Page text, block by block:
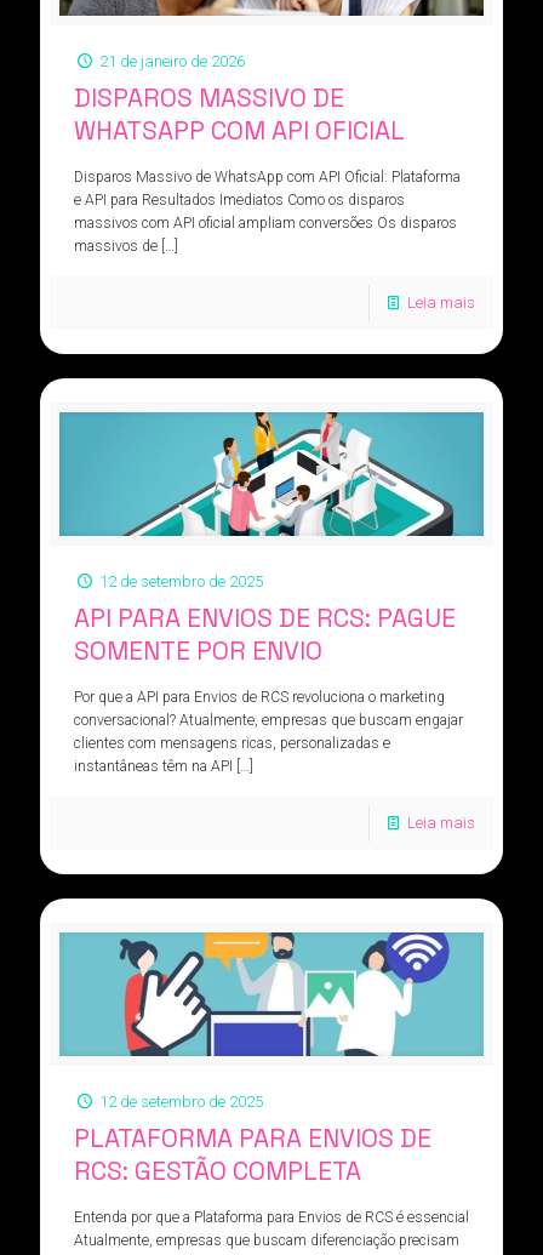
21 de janeiro de 2026
DISPAROS MASSIVO DE
WHATSAPP COM API OFICIAL
Disparos Massivo de WhatsApp com API Oficial: Plataforma
e API para Resultados Imediatos Como os disparos
massivos com API oficial ampliam conversões Os disparos
massivos de[…]
Leia mais
12 de setembro de 2025
API PARA ENVIOS DE RCS: PAGUE
SOMENTE POR ENVIO
Por que a API para Envios de RCS revoluciona o marketing
conversacional? Atualmente, empresas que buscam engajar
clientes com mensagens ricas, personalizadas e
instantâneas têm na API […]
Leia mais
12 de setembro de 2025
PLATAFORMA PARA ENVIOS DE
RCS: GESTÃO COMPLETA
Entenda por que a Plataforma para Envios de RCS é essencial
Atualmente, empresas que buscam diferenciação precisam